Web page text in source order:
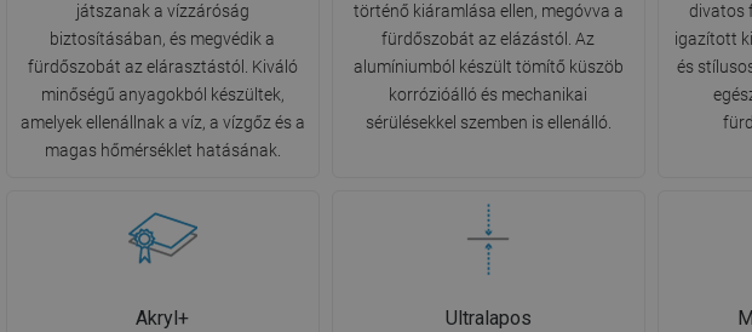
játszanak a vízzáróság
biztosításában, és megvédik a
fürdőszobát az elárasztástól. Kiváló
minőségű anyagokból készültek,
amelyek ellenállnak a víz, a vízgőz és a
magas hőmérséklet hatásának.
történő kiáramlása ellen, megóvva a
fürdőszobát az elázástól. Az
alumíniumból készült tömítő küszöb
korrózióálló és mechanikai
sérülésekkel szemben is ellenálló.
divatos
igazított
és
Akryl+ Ultralapos